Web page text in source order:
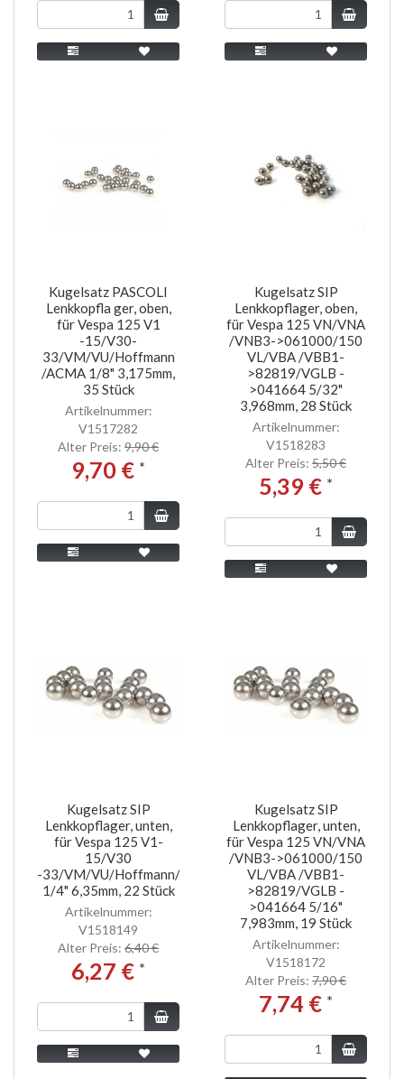
Kugelsatz PASCOLI
Lenkkopfla ger, oben,
für Vespa 125 V1
-15/V30-
33/VM/VU/Hoffmann
/ACMA 1/8" 3,175mm,
35 Stück
Artikelnummer:
V1517282
Alter Preis: 9,90 €
9,70 € *
Kugelsatz SIP
Lenkkopflager, oben,
für Vespa 125 VN/VNA
/VNB3->061000/150
VL/VBA /VBB1-
>82819/VGLB -
>041664 5/32"
3,968mm, 28 Stück
Artikelnummer:
V1518283
Alter Preis: 5,50 €
5,39 € *
Kugelsatz SIP
Lenkkopflager, unten,
für Vespa 125 V1-
15/V30
-33/VM/VU/Hoffmann/ACMA
1/4" 6,35mm, 22 Stück
Artikelnummer:
V1518149
Alter Preis: 6,40 €
6,27 € *
Kugelsatz SIP
Lenkkopflager, unten,
für Vespa 125 VN/VNA
/VNB3->061000/150
VL/VBA /VBB1-
>82819/VGLB -
>041664 5/16"
7,983mm, 19 Stück
Artikelnummer:
V1518172
Alter Preis: 7,90 €
7,74 € *